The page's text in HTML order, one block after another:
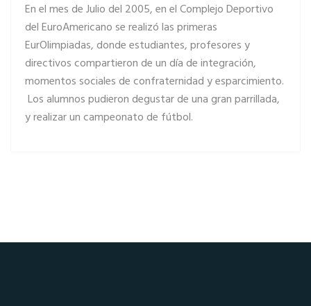
En el mes de Julio del 2005, en el Complejo Deportivo
del EuroAmericano se realizó las primeras
EurOlimpiadas, donde estudiantes, profesores y
directivos compartieron de un día de integración,
momentos sociales de confraternidad y esparcimiento.
Los alumnos pudieron degustar de una gran parrillada,
y realizar un campeonato de fútbol.